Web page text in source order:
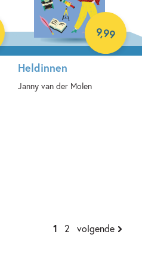
Heldinnen
Janny van der Molen
9,99
1 2 volgende